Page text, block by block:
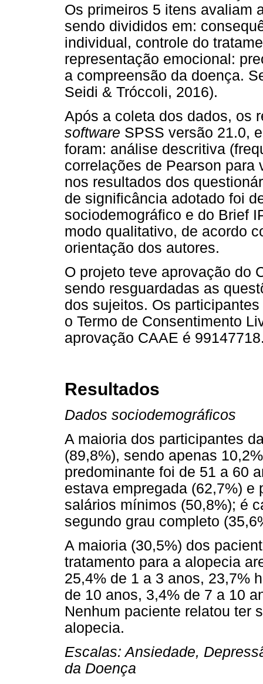
Os primeiros 5 itens avaliam
sendo divididos em:
individual, controle do
representação emocional:
a compreensão da doença.
Seidi & Tróccoli, 2016).
Após a coleta dos dados, os
software SPSS versão 21.0,
foram: análise descritiva
correlações de Pearson
nos resultados dos
de significância adotado foi
sociodemográfico e do Brief
modo qualitativo, de acordo
orientação dos autores.
O projeto teve aprovação do
sendo resguardadas as
dos sujeitos. Os
o Termo de Consentimento
aprovação CAAE é
Resultados
Dados sociodemográficos
A maioria dos participantes
(89,8%), sendo apenas
predominante foi de 51 a 60
estava empregada (62,7%)
salários mínimos (50,8%); é
segundo grau completo
A maioria (30,5%) dos
tratamento para a alopecia
25,4% de 1 a 3 anos, 23,7%
de 10 anos, 3,4% de 7 a 10
Nenhum paciente relatou ter
alopecia.
Escalas: Ansiedade,
da Doença